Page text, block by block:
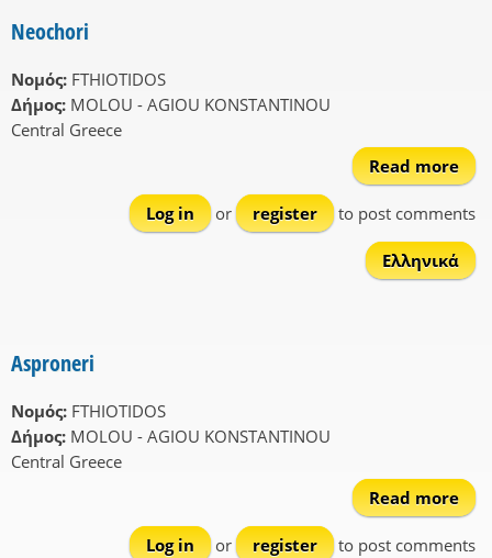
Neochori
Νομός: FTHIOTIDOS
Δήμος: MOLOU - AGIOU KONSTANTINOU
Central Greece
Read more
Log in
or register to post comments
Ελληνικά
Asproneri
Νομός: FTHIOTIDOS
Δήμος: MOLOU - AGIOU KONSTANTINOU
Central Greece
Read more
Log in
or register to post comments